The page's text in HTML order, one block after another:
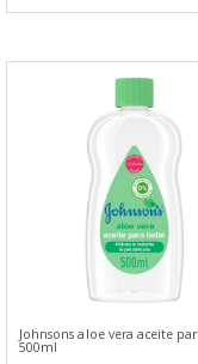
Johnsons aloe vera aceite
500ml